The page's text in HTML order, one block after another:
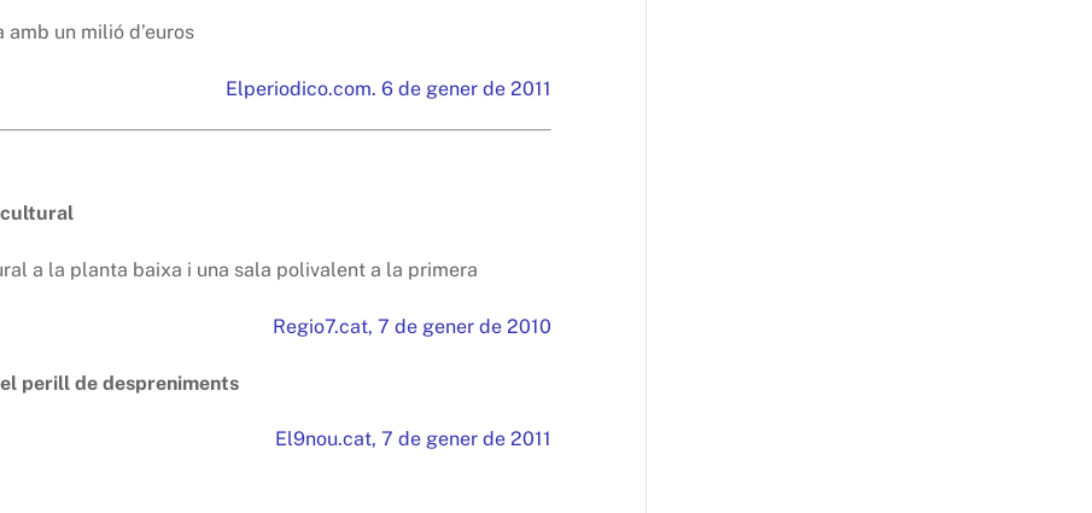
un milió d’euros
Elperiodico.com. 6 de gener de 2011
cultural
a la planta baixa i una sala polivalent a la primera
Regio7.cat, 7 de gener de 2010
perill de despreniments
El9nou.cat, 7 de gener de 2011